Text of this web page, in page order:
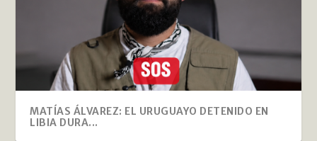
MATÍAS ÁLVAREZ: EL URUGUAYO DETENIDO EN
LIBIA DURA...